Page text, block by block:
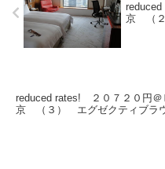
京 （
reduced rates! ２０７２０円＠
京 （３） エグゼクティブラ